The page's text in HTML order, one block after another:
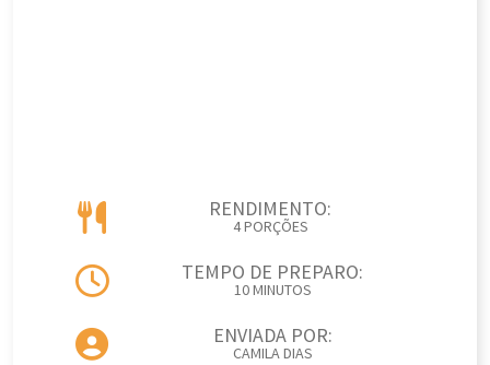
RENDIMENTO:
4 PORÇÕES
TEMPO DE PREPARO:
10 MINUTOS
ENVIADA POR:
CAMILA DIAS